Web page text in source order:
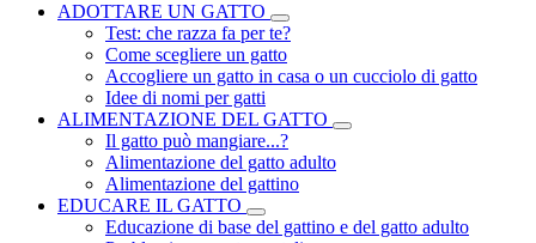
ADOTTARE UN GATTO
Test: che razza fa per te?
Come scegliere un gatto
Accogliere un gatto in casa o un cucciolo di gatto
Idee di nomi per gatti
ALIMENTAZIONE DEL GATTO
Il gatto può mangiare...?
Alimentazione del gatto adulto
Alimentazione del gattino
EDUCARE IL GATTO
Educazione di base del gattino e del gatto adulto